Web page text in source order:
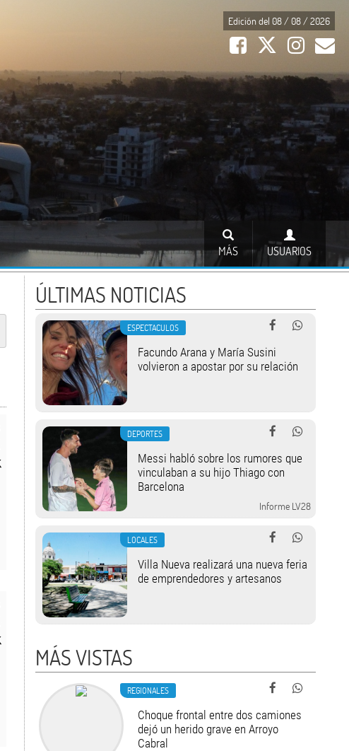
Edición del 08 / 08 / 2026
USUARIOS
MÁS
ÚLTIMAS NOTICIAS
ESPECTACULOS
Facundo Arana y María Susini
volvieron a apostar por su relación
DEPORTES
Messi habló sobre los rumores que
vinculaban a su hijo Thiago con
Barcelona
Informe LV28
LOCALES
Villa Nueva realizará una nueva feria
de emprendedores y artesanos
MÁS VISTAS
REGIONALES
Choque frontal entre dos camiones
dejó un herido grave en Arroyo
Cabral